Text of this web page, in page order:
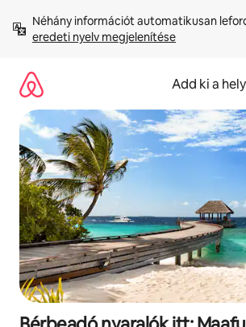
tartalomra
Néhány információt automatikusan
eredeti nyelv megjelenítése
Add ki a